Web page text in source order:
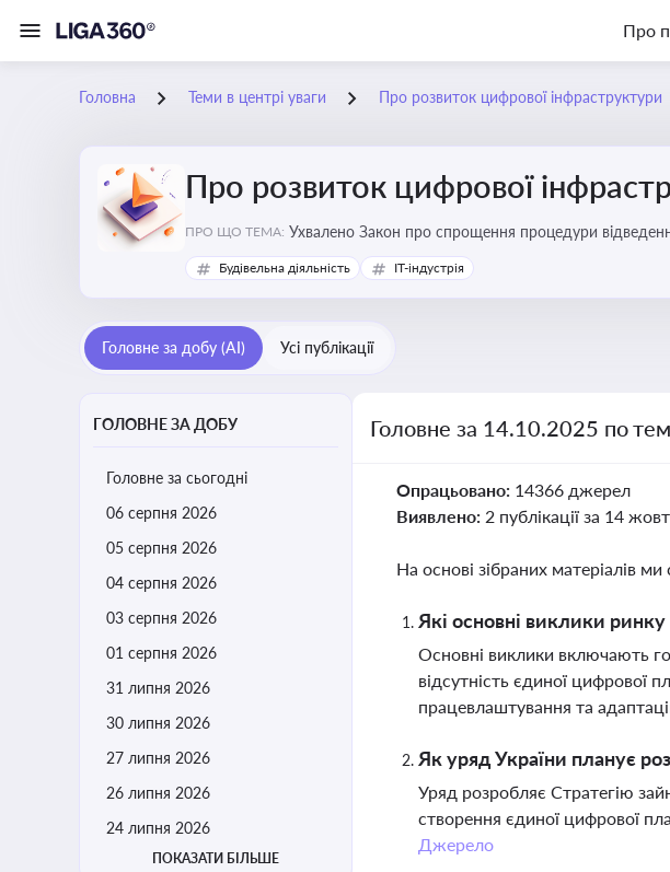
Про
Головна Теми в центрі уваги Про розвиток цифрової інфраструктури
Про розвиток цифрової
ПРО ЩО ТЕМА: Ухвалено Закон про спрощення процедури
Будівельна діяльність IT-індустрія
Головне за добу (AI) Усі публікації
ГОЛОВНЕ ЗА ДОБУ
Головне за сьогодні
06 серпня 2026
05 серпня 2026
04 серпня 2026
03 серпня 2026
01 серпня 2026
31 липня 2026
30 липня 2026
27 липня 2026
26 липня 2026
24 липня 2026
ПОКАЗАТИ БІЛЬШЕ
Головне за 14.10.2025 по
Опрацьовано: 14366 джерел
Виявлено: 2 публікації за 14
На основі зібраних матеріалів
Які основні виклики ринку
Основні виклики включають
відсутність єдиної
працевлаштування та
Як уряд України планує
Уряд розробляє Стратегію
створення єдиної цифрової
Джерело